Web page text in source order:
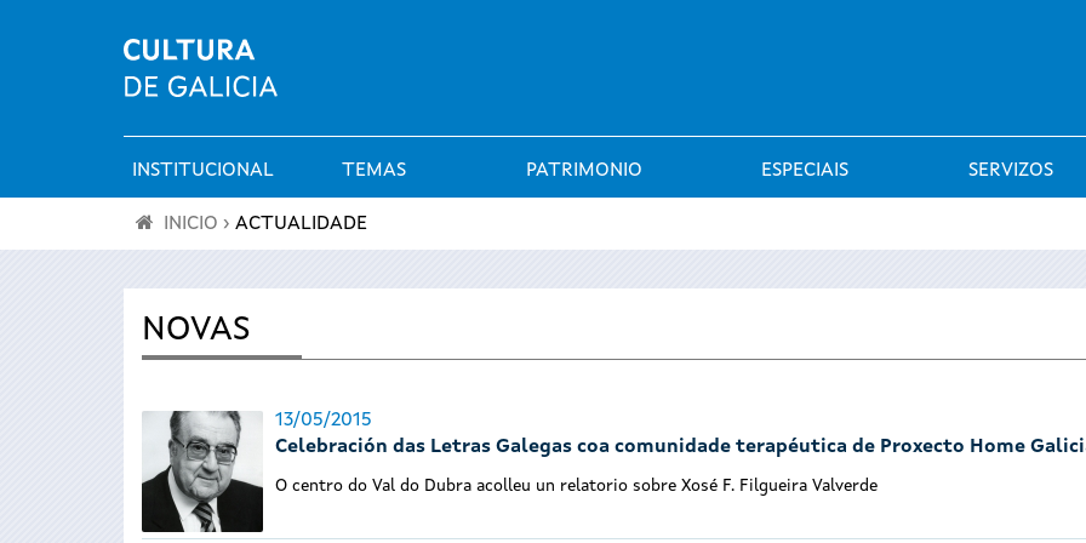
Menú
principal
INSTITUCIONAL TEMAS PATRIMONIO ESPECIAIS SERVIZOS
está
INICIO › ACTUALIDADE
NOVAS
13/05/2015
Celebración das Letras Galegas coa comunidade terapéutica de Proxecto Home
O centro do Val do Dubra acolleu un relatorio sobre Xosé F. Filgueira Valverde